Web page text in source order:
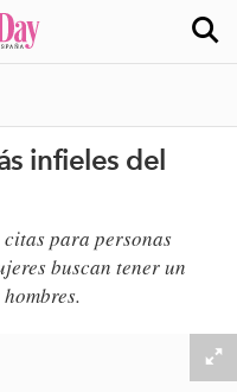
infieles del
citas para personas
buscan ​tener un